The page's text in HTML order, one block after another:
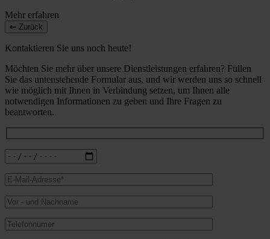
Mehr erfahren
Zurück
Kontaktieren Sie uns noch heute!
Möchten Sie mehr über unsere Dienstleistungen erfahren? Füllen
Sie das untenstehende Formular aus, und wir werden uns so schnell
wie möglich mit Ihnen in Verbindung setzen, um Ihnen alle
notwendigen Informationen zu geben und Ihre Fragen zu
beantworten.